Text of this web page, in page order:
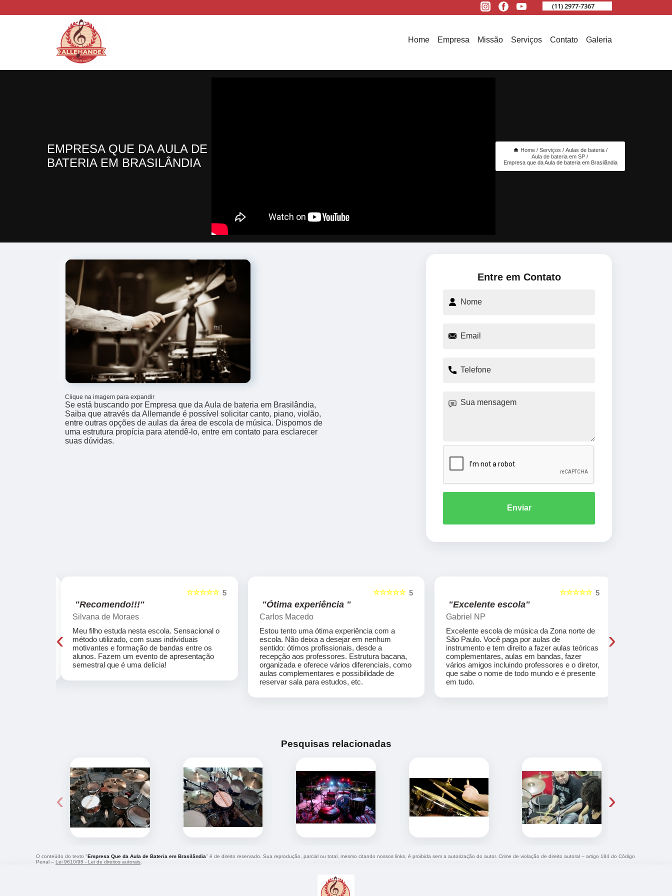
(11) 2977-7367
Home Empresa Missão Serviços Contato Galeria
EMPRESA QUE DA AULA DE
BATERIA EM BRASILÂNDIA
Home Serviços
Aulas de bateria
Aula de bateria em SP
Empresa que da Aula de bateria em Brasilândia
Clique na imagem para expandir
Se está buscando por Empresa que da Aula de bateria em Brasilândia,
Saiba que através da Allemande é possível solicitar canto, piano, violão,
entre outras opções de aulas da área de escola de música. Dispomos de
uma estrutura propícia para atendê-lo, entre em contato para esclarecer
suas dúvidas.
Entre em Contato
Enviar
5
☆☆☆☆☆
"Recomendo!!!"
Silvana de Moraes
Meu filho estuda nesta escola. Sensacional o
método utilizado, com suas individuais
motivantes e formação de bandas entre os
alunos. Fazem um evento de apresentação
semestral que é uma delícia!
5
☆☆☆☆☆
"Ótima experiência "
Carlos Macedo
Estou tento uma ótima experiência com a
escola. Não deixa a desejar em nenhum
sentido: ótimos profissionais, desde a
recepção aos professores. Estrutura bacana,
organizada e oferece vários diferenciais, como
aulas complementares e possibilidade de
reservar sala para estudos, etc.
5
☆☆☆☆☆
"Excelente escola"
Gabriel NP
Excelente escola de música da Zona norte de
São Paulo. Você paga por aulas de
instrumento e tem direito a fazer aulas teóricas
complementares, aulas em bandas, fazer
vários amigos incluindo professores e o diretor,
que sabe o nome de todo mundo e é presente
em tudo.
‹ ›
Pesquisas relacionadas
‹ ›
O conteúdo do texto "Empresa Que da Aula de Bateria em Brasilândia" é de direito reservado. Sua reprodução, parcial ou total, mesmo citando nossos links, é proibida sem a autorização do autor. Crime de violação de direito autoral – artigo 184 do Código
Penal – Lei 9610/98 - Lei de direitos autorais